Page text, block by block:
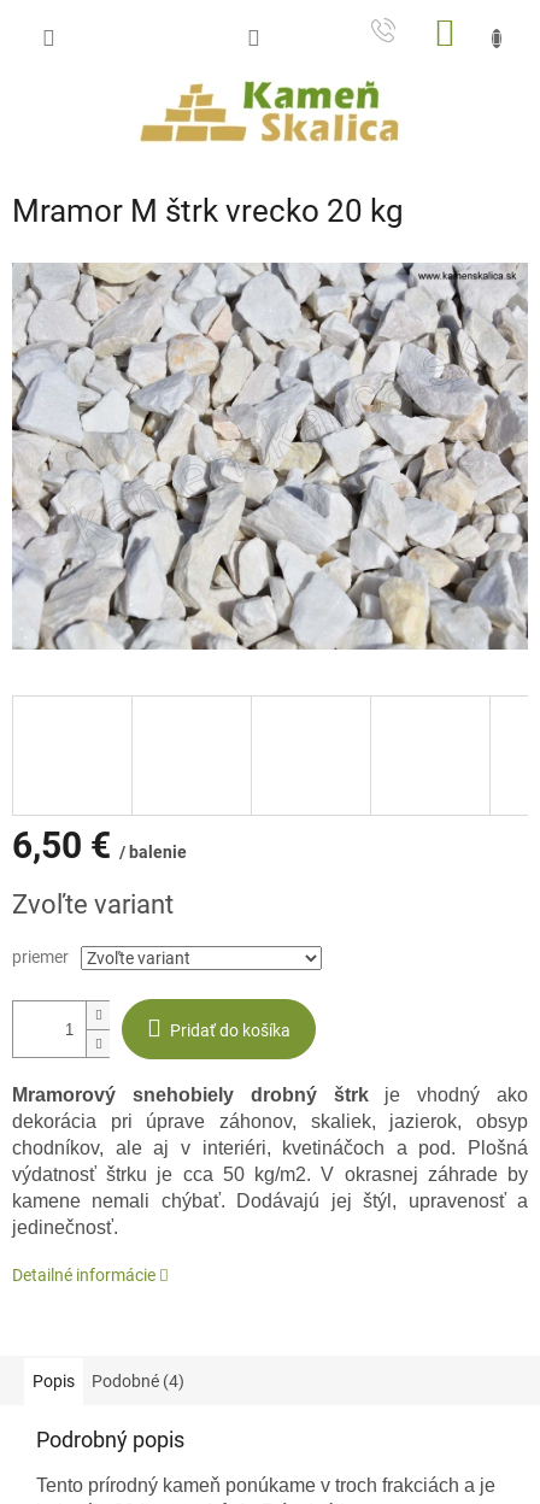
Mramor M štrk vrecko 20 kg
6,50 € / balenie
cena:
Zvoľte variant
priemer
Pridať do košíka
Mramorový snehobiely drobný štrkje vhodný ako
dekorácia pri úprave záhonov, skaliek, jazierok, obsyp
chodníkov, ale aj v interiéri, kvetináčoch a pod. Plošná
výdatnosť štrku je cca 50 kg/m2. V okrasnej záhrade by
kamene nemali chýbať. Dodávajú jej štýl, upravenosť a
jedinečnosť.
Detailné informácie
Popis Podobné (4)
Podrobný popis
Tento prírodný kameň ponúkame v troch frakciách a je